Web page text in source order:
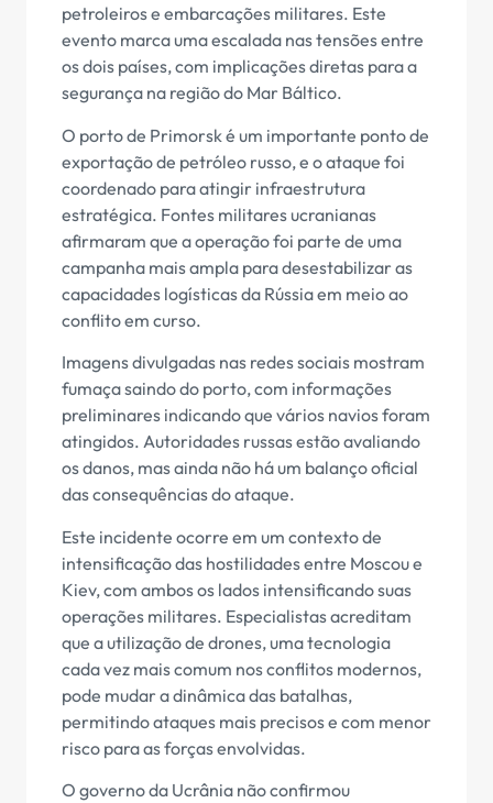
petroleiros e embarcações militares. Este
evento marca uma escalada nas tensões entre
os dois países, com implicações diretas para a
segurança na região do Mar Báltico.
O porto de Primorsk é um importante ponto de
exportação de petróleo russo, e o ataque foi
coordenado para atingir infraestrutura
estratégica. Fontes militares ucranianas
afirmaram que a operação foi parte de uma
campanha mais ampla para desestabilizar as
capacidades logísticas da Rússia em meio ao
conflito em curso.
Imagens divulgadas nas redes sociais mostram
fumaça saindo do porto, com informações
preliminares indicando que vários navios foram
atingidos. Autoridades russas estão avaliando
os danos, mas ainda não há um balanço oficial
das consequências do ataque.
Este incidente ocorre em um contexto de
intensificação das hostilidades entre Moscou e
Kiev, com ambos os lados intensificando suas
operações militares. Especialistas acreditam
que a utilização de drones, uma tecnologia
cada vez mais comum nos conflitos modernos,
pode mudar a dinâmica das batalhas,
permitindo ataques mais precisos e com menor
risco para as forças envolvidas.
O governo da Ucrânia não confirmou